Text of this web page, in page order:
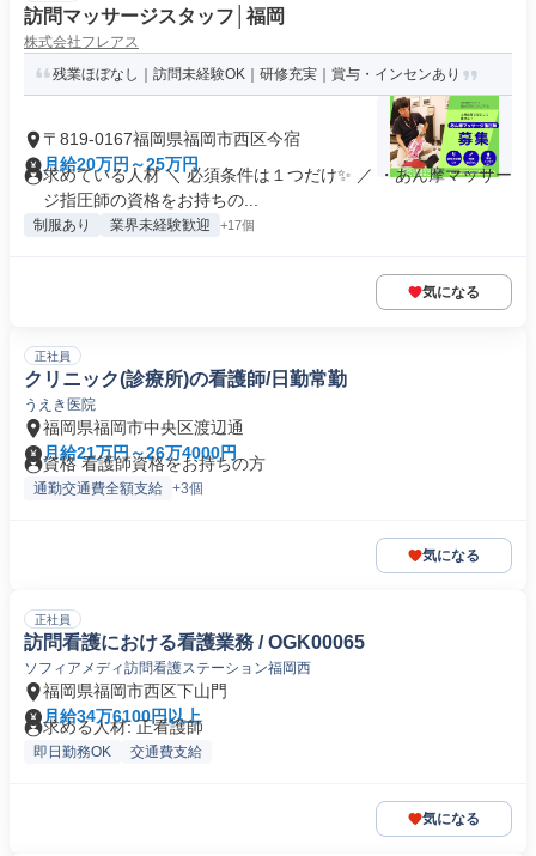
訪問マッサージスタッフ│福岡
株式会社フレアス
残業ほぼなし｜訪問未経験OK｜研修充実｜賞与・インセンあり
〒819-0167福岡県福岡市西区今宿
月給20万円～25万円
求めている人材 ＼ 必須条件は１つだけ✨ ／ ・あん摩マッサー
ジ指圧師の資格をお持ちの...
制服あり 業界未経験歓迎 +17個
気になる
正社員
クリニック(診療所)の看護師/日勤常勤
うえき医院
福岡県福岡市中央区渡辺通
月給21万円～26万4000円
資格 看護師資格をお持ちの方
通勤交通費全額支給 +3個
気になる
正社員
訪問看護における看護業務 / OGK00065
ソフィアメディ訪問看護ステーション福岡西
福岡県福岡市西区下山門
月給34万6100円以上
求める人材: 正看護師
即日勤務OK 交通費支給
気になる